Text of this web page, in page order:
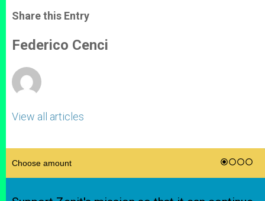
t
s
p
p
s
e
g
e
e
b
o
k
r
Share this Entry
Federico Cenci
View all articles